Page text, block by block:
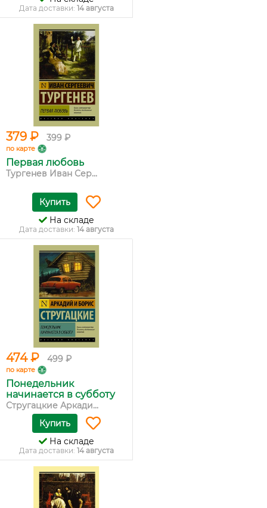
Дата доставки: 14 августа
379 ₽ 399 ₽
по карте
Первая любовь
Тургенев Иван Сер...
Купить
На складе
Дата доставки: 14 августа
474 ₽ 499 ₽
по карте
Понедельник
начинается в субботу
Стругацкие Аркади...
Купить
На складе
Дата доставки: 14 августа